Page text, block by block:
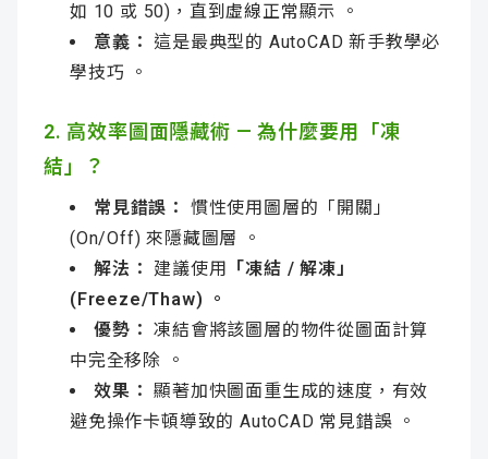
如 10 或 50)，直到虛線正常顯示 。
意義：
這是最典型的 AutoCAD 新手教學必
學技巧 。
2. 高效率圖面隱藏術 — 為什麼要用「凍
結」？
常見錯誤：
慣性使用圖層的「開關」
(On/Off) 來隱藏圖層 。
解法：
建議使用
「凍結 / 解凍」
(Freeze/Thaw) 。
優勢： 凍結會將該圖層的物件從圖面計算
中完全移除 。
效果： 顯著加快圖面重生成的速度，有效
避免操作卡頓導致的 AutoCAD 常見錯誤 。